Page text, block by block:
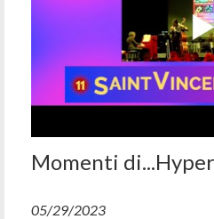
Momenti
05/29/2023